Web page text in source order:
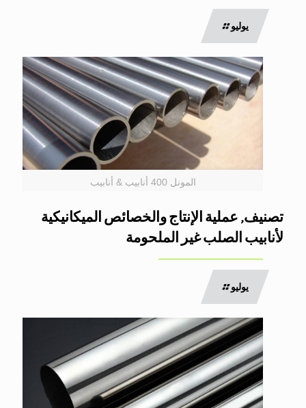
يوليو
المونل 400 أنابيب & أنابيب
تصنيف, عملية الإنتاج والخصائص الميكانيكية
لأنابيب الصلب غير الملحومة
يوليو